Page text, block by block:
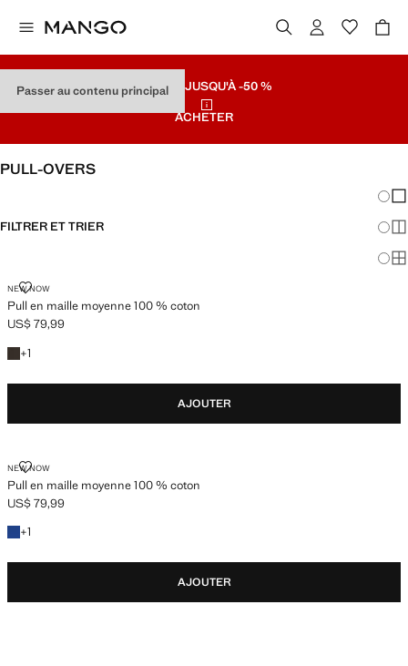
Passer au contenu principal
SOLDES JUSQU'À -50 %
ACHETER
PULL-OVERS
FILTRER ET TRIER
NEW NOW
Pull en maille moyenne 100 % coton
PULL EN MAILLE MOYENNE 100 % COTON
Prix actuel [US$ 79,99 ]
US$ 79,99
+1
+1 couleur
AJOUTER
NEW NOW
Pull en maille moyenne 100 % coton
PULL EN MAILLE MOYENNE 100 % COTON
Prix actuel [US$ 79,99 ]
US$ 79,99
+1
+1 couleur
AJOUTER